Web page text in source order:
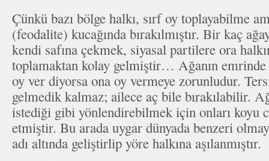
Çünkü bazı bölge halkı, sırf oy toplayabilme
(feodalite) kucağında bırakılmıştır. Bir kaç
kendi safına çekmek, siyasal partilere ora
toplamaktan kolay gelmiştir… Ağanın
oy ver diyorsa ona oy vermeye zorunludur.
gelmedik kalmaz; ailece aç bile bırakılabilir.
istediği gibi yönlendirebilmek için onları koyu
etmiştir. Bu arada uygar dünyada benzeri
adı altında geliştirlip yöre halkına aşılanmıştır.